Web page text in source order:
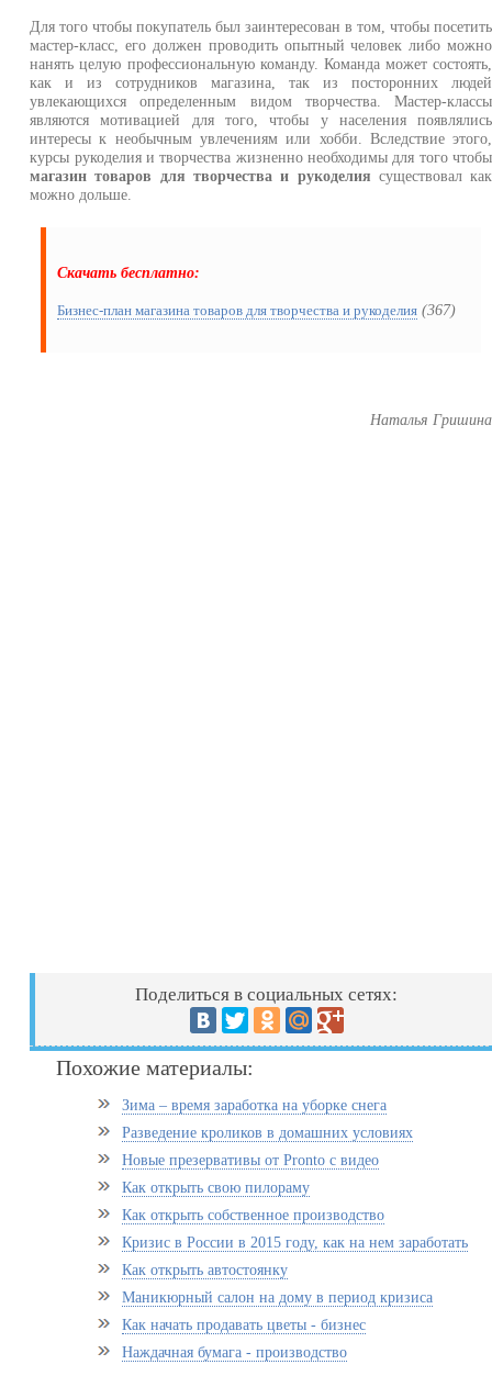
Для того чтобы покупатель был заинтересован в том, чтобы посетить
мастер-класс, его должен проводить опытный человек либо можно
нанять целую профессиональную команду. Команда может состоять,
как и из сотрудников магазина, так из посторонних людей
увлекающихся определенным видом творчества. Мастер-классы
являются мотивацией для того, чтобы у населения появлялись
интересы к необычным увлечениям или хобби. Вследствие этого,
курсы рукоделия и творчества жизненно необходимы для того чтобы
магазин товаров для творчества и рукоделия существовал как
можно дольше.
Скачать бесплатно:
Бизнес-план магазина товаров для творчества и рукоделия (367)
Наталья Гришина
Поделиться в социальных сетях:
Похожие материалы:
Зима – время заработка на уборке снега
Разведение кроликов в домашних условиях
Новые презервативы от Pronto с видео
Как открыть свою пилораму
Как открыть собственное производство
Кризис в России в 2015 году, как на нем заработать
Как открыть автостоянку
Маникюрный салон на дому в период кризиса
Как начать продавать цветы - бизнес
Наждачная бумага - производство